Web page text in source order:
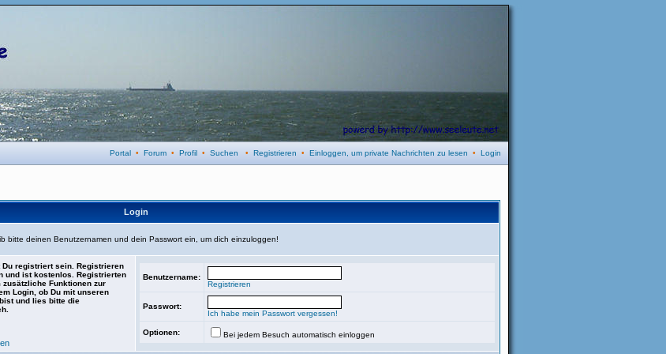
Portal • Forum • Profil • Suchen • Registrieren • Einloggen, um private Nachrichten zu lesen • Login
Login
bitte deinen Benutzernamen und dein Passwort ein, um dich einzuloggen!
registriert sein. Registrieren
und ist kostenlos. Registrierten
zusätzliche Funktionen zur
Login, ob Du mit unseren
und lies bitte die
Benutzername:
Registrieren
Passwort:
Ich habe mein Passwort vergessen!
Optionen: Bei jedem Besuch automatisch einloggen